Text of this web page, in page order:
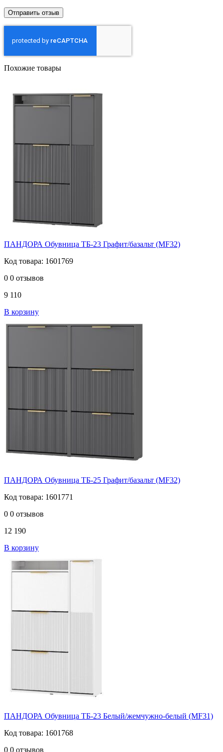
Похожие товары
ПАНДОРА Обувница ТБ-23 Графит/базальт (MF32)
Код товара: 1601769
0 0 отзывов
9 110
В корзину
ПАНДОРА Обувница ТБ-25 Графит/базальт (MF32)
Код товара: 1601771
0 0 отзывов
12 190
В корзину
ПАНДОРА Обувница ТБ-23 Белый/жемчужно-белый (MF31)
Код товара: 1601768
0 0 отзывов